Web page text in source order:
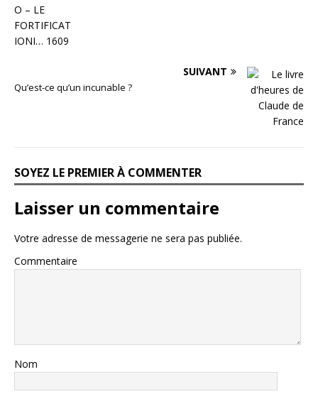
SUIVANT
Qu’est-ce qu’un incunable ?
SOYEZ LE PREMIER À COMMENTER
Laisser un commentaire
Votre adresse de messagerie ne sera pas publiée.
Commentaire
Nom